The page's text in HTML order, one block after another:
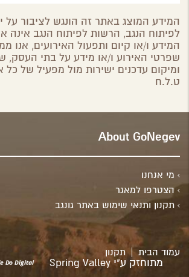
המידע המוצג באתר זה הונגש לציבור על
לפיתוח הנגב, הרשות לפיתוח הנגב אינה
המידע ו/או קיום ותפעול האירועים, אנו
שפרטי האירוע ו/או מידע על בתי העסק,
ומיקום עדכנים ישירות מול מפעיל של כל
ט.ל.ח
About GoNegev
מי אנחנו
הצטרפו למאגר
תקנון ותנאי שימוש באתר גונגב
עמוד הבית תקנון
מתוחזק ע"יSpring Valley